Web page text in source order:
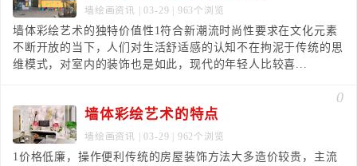
墙绘画资讯 | 03-29 | 963个浏览
墙体彩绘艺术的独特价值性1符合新潮流时尚性要求在文化元素
不断开放的当下，人们对生活舒适感的认知不在拘泥于传统的思
维模式，对室内的装饰也是如此，现代的年轻人比较喜...
0
墙体彩绘艺术的特点
墙绘画资讯 | 03-29 | 962个浏览
1价格低廉，操作便利传统的房屋装饰方法大多造价较贵，主流